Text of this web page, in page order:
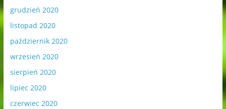
grudzień 2020
listopad 2020
październik 2020
wrzesień 2020
sierpień 2020
lipiec 2020
czerwiec 2020